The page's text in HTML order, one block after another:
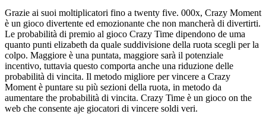
Grazie ai suoi moltiplicatori fino a twenty five. 000x, Crazy Moment
è un gioco divertente ed emozionante che non mancherà di divertirti.
Le probabilità di premio al gioco Crazy Time dipendono de uma
quanto punti elizabeth da quale suddivisione della ruota scegli per la
colpo. Maggiore è una puntata, maggiore sarà il potenziale
incentivo, tuttavia questo comporta anche una riduzione delle
probabilità di vincita. Il metodo migliore per vincere a Crazy
Moment è puntare su più sezioni della ruota, in metodo da
aumentare the probabilità di vincita. Crazy Time è un gioco on the
web che consente aje giocatori di vincere soldi veri.